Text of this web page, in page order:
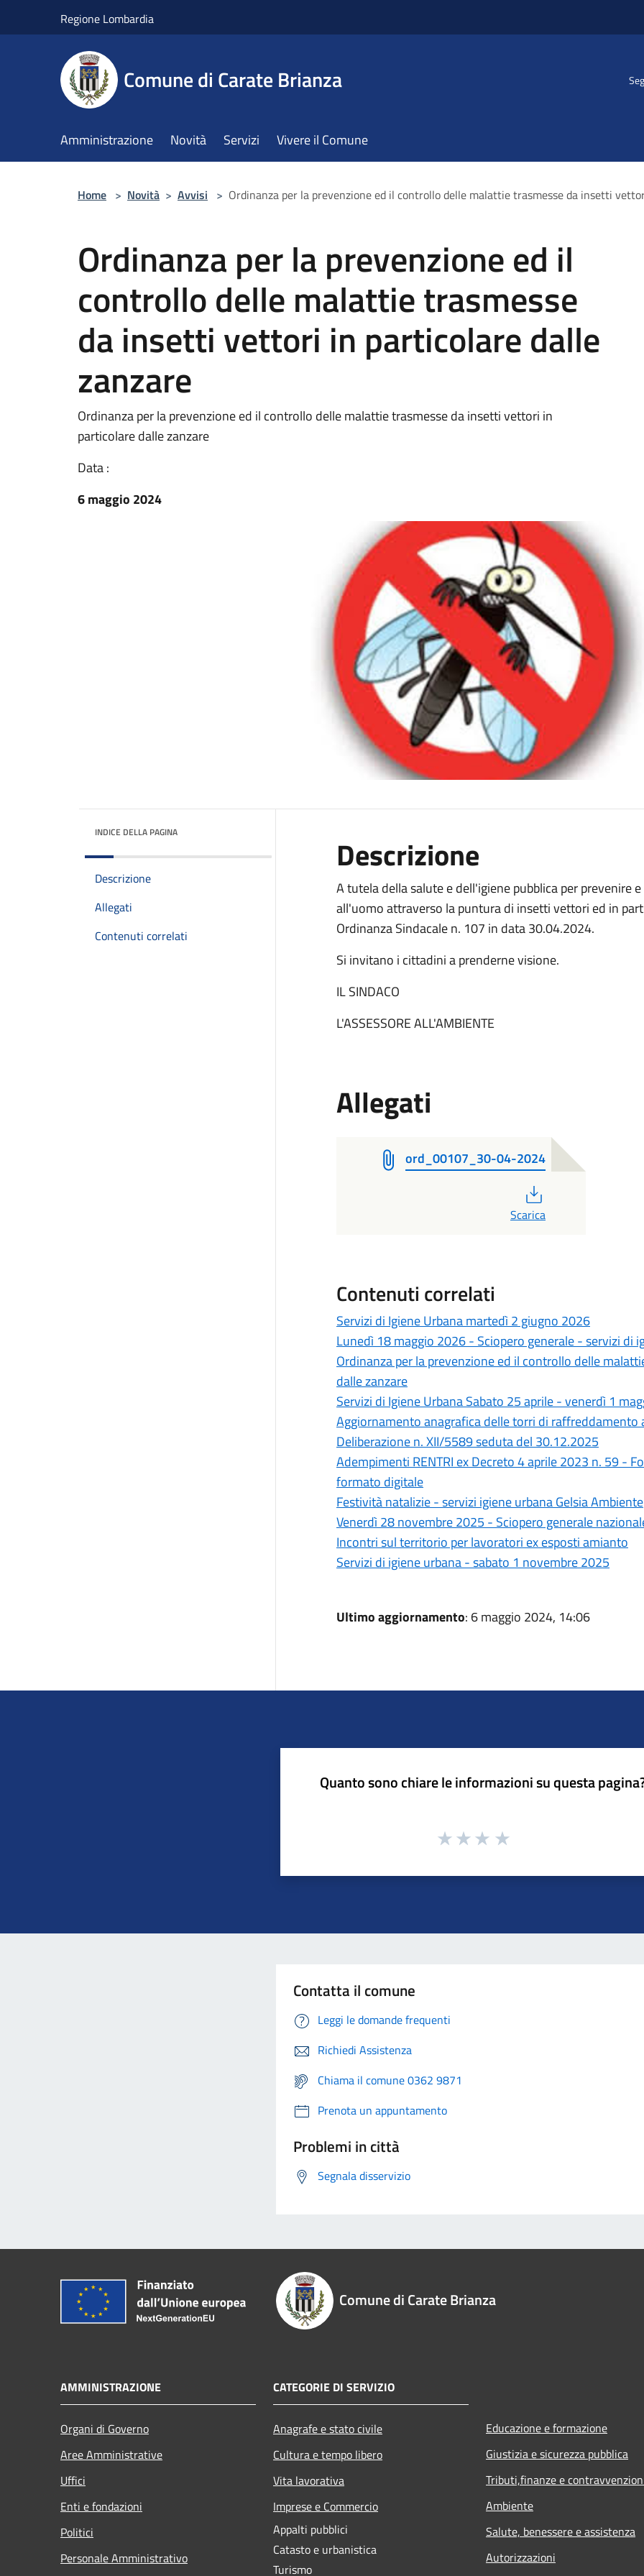
Regione Lombardia
Comune di Carate Brianza
Amministrazione Novità Servizi Vivere il Comune
Home > Novità > Avvisi > Ordinanza per la prevenzione ed il controllo delle malattie trasmesse da insetti
Ordinanza per la prevenzione ed il
controllo delle malattie trasmesse
da insetti vettori in particolare dalle
zanzare
Ordinanza per la prevenzione ed il controllo delle malattie trasmesse da insetti vettori in
particolare dalle zanzare
Data :
6 maggio 2024
INDICE DELLA PAGINA
Descrizione
Allegati
Contenuti correlati
Descrizione
A tutela della salute e dell'igiene pubblica per
all'uomo attraverso la puntura di insetti vettori ed in
Ordinanza Sindacale n. 107 in data 30.04.2024.
Si invitano i cittadini a prenderne visione.
IL SINDACO
L'ASSESSORE ALL'AMBIENTE
Allegati
ord_00107_30-04-2024
Scarica
Contenuti correlati
Servizi di Igiene Urbana martedì 2 giugno 2026
Lunedì 18 maggio 2026 - Sciopero generale - servizi di
Ordinanza per la prevenzione ed il controllo delle
dalle zanzare
Servizi di Igiene Urbana Sabato 25 aprile - venerdì 1
Aggiornamento anagrafica delle torri di
Deliberazione n. XII/5589 seduta del 30.12.2025
Adempimenti RENTRI ex Decreto 4 aprile 2023 n. 59 -
formato digitale
Festività natalizie - servizi igiene urbana Gelsia Ambiente
Venerdì 28 novembre 2025 - Sciopero generale
Incontri sul territorio per lavoratori ex esposti amianto
Servizi di igiene urbana - sabato 1 novembre 2025
Ultimo aggiornamento: 6 maggio 2024, 14:06
Quanto sono chiare le informazioni su questa
Contatta il comune
Leggi le domande frequenti
Richiedi Assistenza
Chiama il comune 0362 9871
Prenota un appuntamento
Problemi in città
Segnala disservizio
Comune di Carate Brianza
AMMINISTRAZIONE
Organi di Governo
Aree Amministrative
Uffici
Enti e fondazioni
Politici
Personale Amministrativo
CATEGORIE DI SERVIZIO
Anagrafe e stato civile
Cultura e tempo libero
Vita lavorativa
Imprese e Commercio
Appalti pubblici
Catasto e urbanistica
Turismo
Educazione e formazione
Giustizia e sicurezza pubblica
Tributi,finanze e
Ambiente
Salute, benessere e assistenza
Autorizzazioni